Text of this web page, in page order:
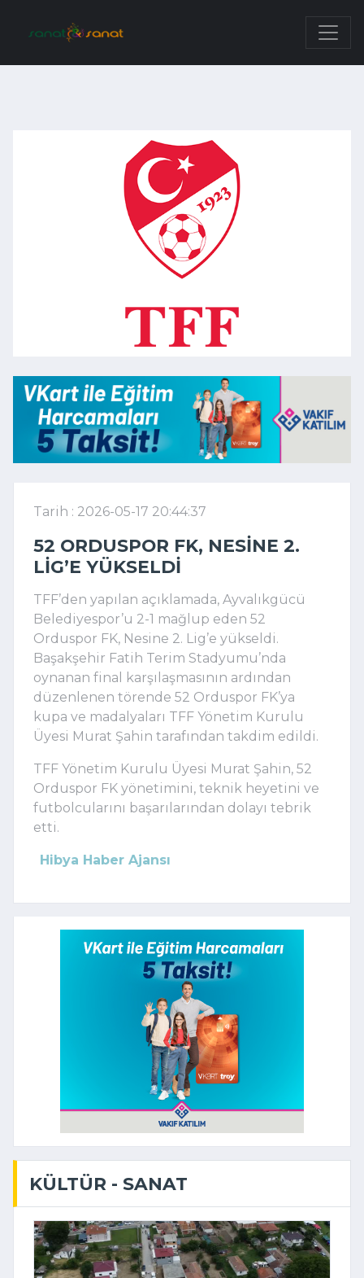
Tarih : 2026-05-17 20:44:37
52 ORDUSPOR FK, NESINE 2.
LIG’E YÜKSELDI
TFF’den yapılan açıklamada, Ayvalıkgücü
Belediyespor’u 2-1 mağlup eden 52
Orduspor FK, Nesine 2. Lig’e yükseldi.
Başakşehir Fatih Terim Stadyumu’nda
oynanan final karşılaşmasının ardından
düzenlenen törende 52 Orduspor FK’ya
kupa ve madalyaları TFF Yönetim Kurulu
Üyesi Murat Şahin tarafından takdim edildi.
TFF Yönetim Kurulu Üyesi Murat Şahin, 52
Orduspor FK yönetimini, teknik heyetini ve
futbolcularını başarılarından dolayı tebrik
etti.
Hibya Haber Ajansı
KÜLTÜR - SANAT